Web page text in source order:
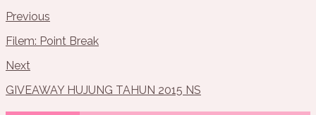
Previous
Filem: Point Break
Next
GIVEAWAY HUJUNG TAHUN 2015 NS